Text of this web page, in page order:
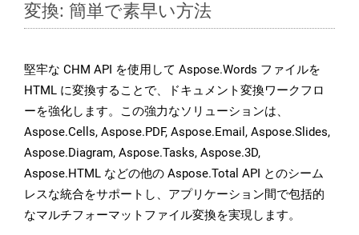
変換: 簡単で素早い方法
堅牢な CHM API を使用して Aspose.Words ファイルを
HTML に変換することで、ドキュメント変換ワークフロ
ーを強化します。この強力なソリューションは、
Aspose.Cells, Aspose.PDF, Aspose.Email, Aspose.Slides,
Aspose.Diagram, Aspose.Tasks, Aspose.3D,
Aspose.HTML などの他の Aspose.Total API とのシーム
レスな統合をサポートし、アプリケーション間で包括的
なマルチフォーマットファイル変換を実現します。